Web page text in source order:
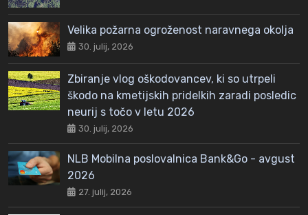
Velika požarna ogroženost naravnega okolja
30. julij, 2026
Zbiranje vlog oškodovancev, ki so utrpeli
škodo na kmetijskih pridelkih zaradi posledic
neurij s točo v letu 2026
30. julij, 2026
NLB Mobilna poslovalnica Bank&Go - avgust
2026
27. julij, 2026